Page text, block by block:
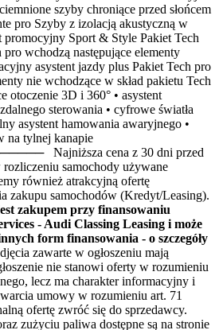
szyby chroniące przed słońcem
pro Szyby z izolacją akustyczną w
promocyjny Sport & Style Pakiet Tech
pro wchodzą następujące elementy
asystent jazdy plus Pakiet Tech pro
nie wchodzące w skład pakietu Tech
otoczenie 3D i 360° • asystent
sterowania • cyfrowe światła
asystent hamowania awaryjnego •
na tylnej kanapie
Najniższa cena z 30 dni przed
samochody używane
również atrakcyjną ofertę
zakupu samochodów (Kredyt/Leasing).
zakupem przy finansowaniu
- Audi Classing Leasing i może
form finansowania - o szczegóły
zawarte w ogłoszeniu mają
nie stanowi oferty w rozumieniu
lecz ma charakter informacyjny i
umowy w rozumieniu art. 71
ofertę zwróć się do sprzedawcy.
zużyciu paliwa dostępne są na stronie